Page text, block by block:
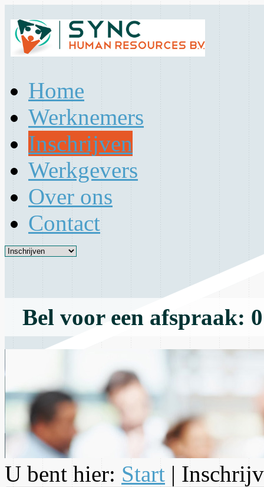
Home
Werknemers
Inschrijven
Werkgevers
Over ons
Contact
Bel voor een afspraak:
U bent hier: Start |